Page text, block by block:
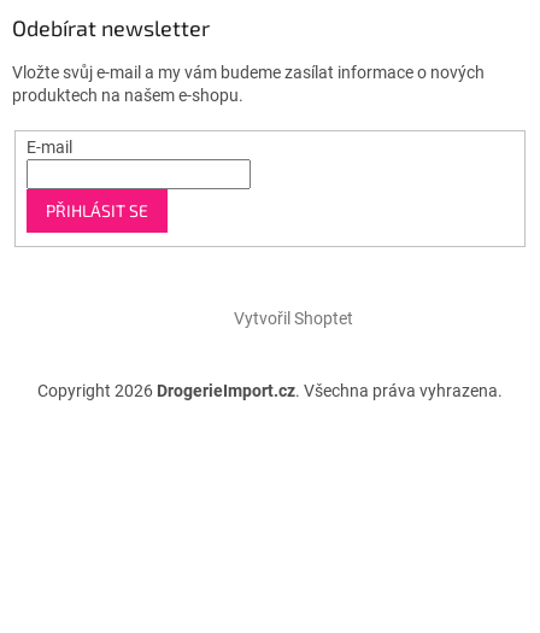
Odebírat newsletter
Vložte svůj e-mail a my vám budeme zasílat informace o nových
produktech na našem e-shopu.
E-mail
PŘIHLÁSIT SE
Vytvořil Shoptet
Copyright 2026 DrogerieImport.cz. Všechna práva vyhrazena.